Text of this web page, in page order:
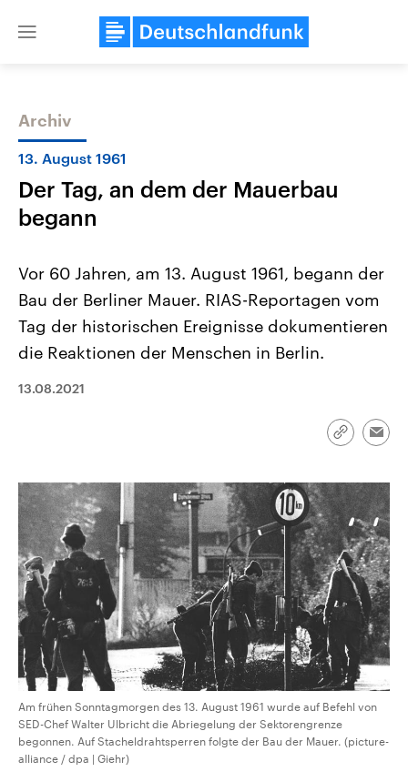
Close
Themen
Landtagswahl Sachsen-Anhalt
2026
Alle Informationen
Sachsen-Anhalt wählt am 6.
Landtag. Seit 2021 wird das
Wahl.
Aktuelle Beiträge,
Hintergründe
Wirtschaftlich und
aktuelle Weltgeschehen.
Audio-Archiv
Archiv
13. August 1961
Der Tag, an dem der Mauerbau
begann
Vor 60 Jahren, am 13. August 1961, begann der
Bau der Berliner Mauer. RIAS-Reportagen vom
Tag der historischen Ereignisse dokumentieren
die Reaktionen der Menschen in Berlin.
13.08.2021
Link
Am frühen Sonntagmorgen des 13. August 1961 wurde auf Befehl von
SED-Chef Walter Ulbricht die Abriegelung der Sektorengrenze
begonnen. Auf Stacheldrahtsperren folgte der Bau der Mauer. (picture-
alliance / dpa | Giehr)